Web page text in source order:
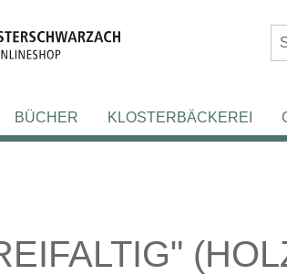
BÜCHER KLOSTERBÄCKEREI